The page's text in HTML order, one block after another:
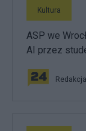
Kultura
ASP we
AI przez
Redakcja